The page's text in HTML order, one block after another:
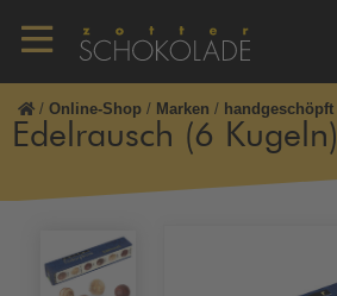
/ Online-Shop / Marken / handgeschöpft
Edelrausch (6 Kugeln)